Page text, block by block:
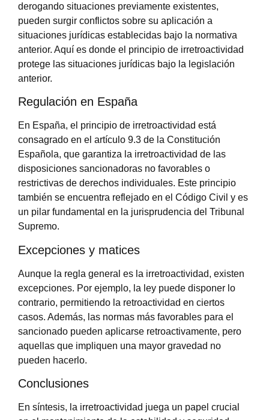
derogando situaciones previamente existentes,
pueden surgir conflictos sobre su aplicación a
situaciones jurídicas establecidas bajo la normativa
anterior. Aquí es donde el principio de irretroactividad
protege las situaciones jurídicas bajo la legislación
anterior.
Regulación en España
En España, el principio de irretroactividad está
consagrado en el artículo 9.3 de la Constitución
Española, que garantiza la irretroactividad de las
disposiciones sancionadoras no favorables o
restrictivas de derechos individuales. Este principio
también se encuentra reflejado en el Código Civil y es
un pilar fundamental en la jurisprudencia del Tribunal
Supremo.
Excepciones y matices
Aunque la regla general es la irretroactividad, existen
excepciones. Por ejemplo, la ley puede disponer lo
contrario, permitiendo la retroactividad en ciertos
casos. Además, las normas más favorables para el
sancionado pueden aplicarse retroactivamente, pero
aquellas que impliquen una mayor gravedad no
pueden hacerlo.
Conclusiones
En síntesis, la irretroactividad juega un papel crucial